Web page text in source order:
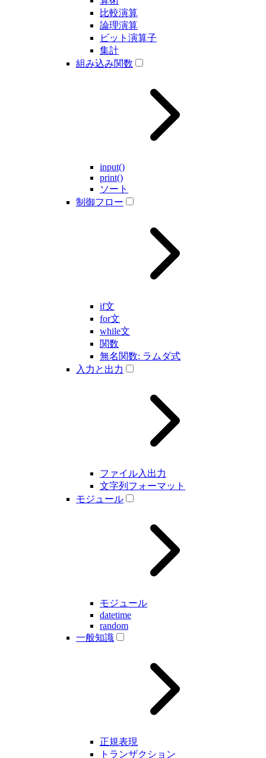
比較演算
論理演算
ビット演算子
集計
組み込み関数
input()
print()
ソート
制御フロー
if文
for文
while文
関数
無名関数: ラムダ式
入力と出力
ファイル入出力
文字列フォーマット
モジュール
モジュール
datetime
random
一般知識
正規表現
トランザクション